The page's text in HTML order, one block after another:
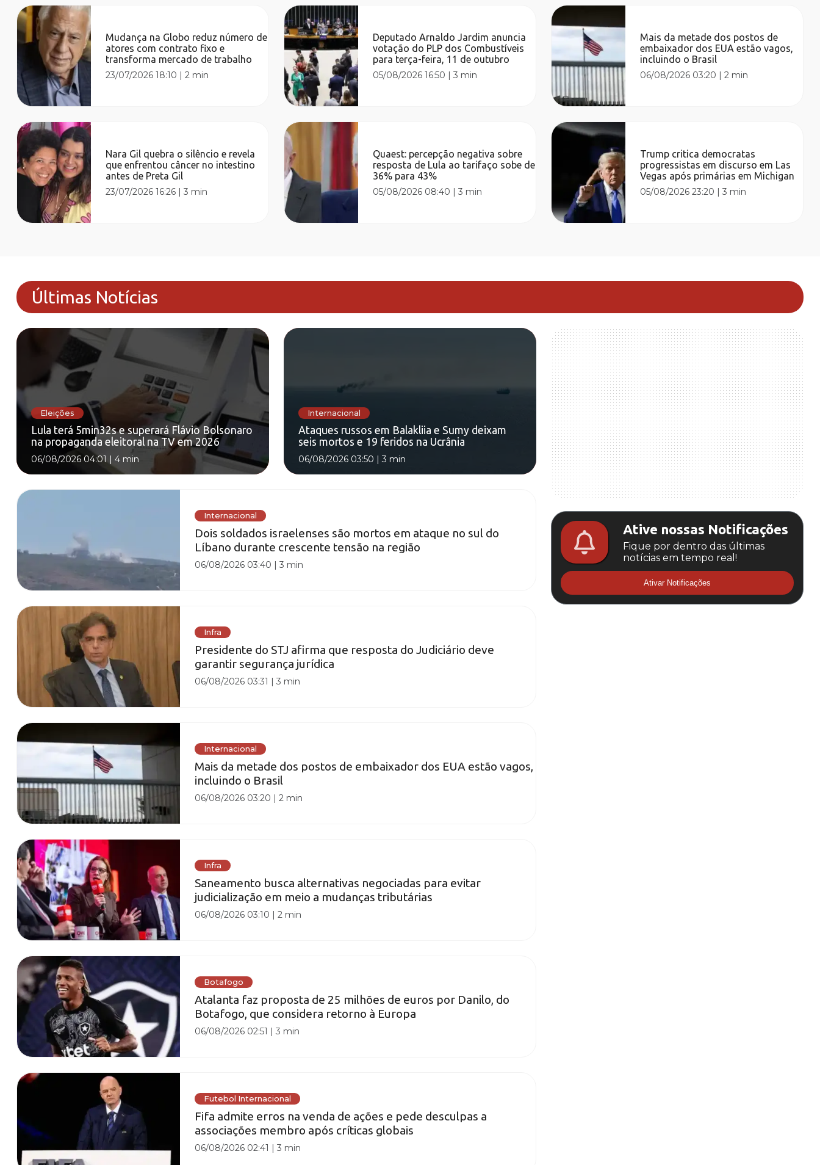
Mudança na Globo reduz número de
atores com contrato fixo e
transforma mercado de trabalho
23/07/2026 18:10 |2 min
Nara Gil quebra o silêncio e revela
que enfrentou câncer no intestino
antes de Preta Gil
23/07/2026 16:26 |3 min
Deputado Arnaldo Jardim anuncia
votação do PLP dos Combustíveis
para terça-feira, 11 de outubro
05/08/2026 16:50 |3 min
Quaest: percepção negativa sobre
resposta de Lula ao tarifaço sobe de
36% para 43%
05/08/2026 08:40 |3 min
Mais da metade dos postos de
embaixador dos EUA estão vagos,
incluindo o Brasil
06/08/2026 03:20 |2 min
Trump critica democratas
progressistas em discurso em Las
Vegas após primárias em Michigan
05/08/2026 23:20 |3 min
Últimas Notícias
Eleições
Lula terá 5min32s e superará Flávio Bolsonaro
na propaganda eleitoral na TV em 2026
06/08/2026 04:01 | 4 min
Internacional
Ataques russos em Balakliia e Sumy deixam
seis mortos e 19 feridos na Ucrânia
06/08/2026 03:50 |3 min
Internacional
Dois soldados israelenses são mortos em ataque no sul do
Líbano durante crescente tensão na região
06/08/2026 03:40 |3 min
Infra
Presidente do STJ afirma que resposta do Judiciário deve
garantir segurança jurídica
06/08/2026 03:31 |3 min
Internacional
Mais da metade dos postos de embaixador dos EUA estão vagos,
incluindo o Brasil
06/08/2026 03:20 |2 min
Infra
Saneamento busca alternativas negociadas para evitar
judicialização em meio a mudanças tributárias
06/08/2026 03:10 |2 min
Botafogo
Atalanta faz proposta de 25 milhões de euros por Danilo, do
Botafogo, que considera retorno à Europa
06/08/2026 02:51 |3 min
Futebol Internacional
Fifa admite erros na venda de ações e pede desculpas a
associações membro após críticas globais
06/08/2026 02:41 |3 min
Ative nossas Notificações
Fique por dentro das últimas
notícias em tempo real!
Ativar Notificações